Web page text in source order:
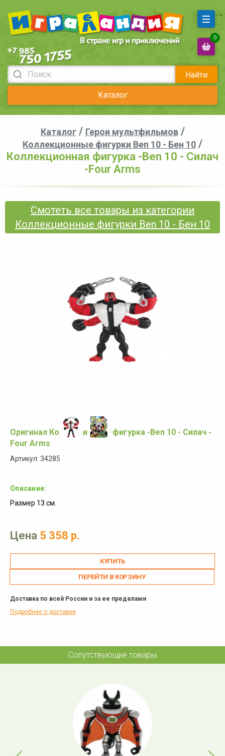
Найти
Каталог
0
Каталог/ Герои мультфильмов/
Коллекционные фигурки Ben 10 - Бен 10 /
Коллекционная фигурка -Ben 10 - Силач
-Four Arms
Смотеть все товары из категории
Коллекционные фигурки Ben 10 - Бен 10
Оригинал Коллекционная фигурка -Ben 10 - Силач -
Four Arms
Артикул: 34285
Описание:
Размер 13 см.
Цена 5 358 р.
ПЕРЕЙТИ В КОРЗИНУ
Доставка по всей России и за ее пределами
Подробнее о доставке
Сопутствующие товары
Previous Next